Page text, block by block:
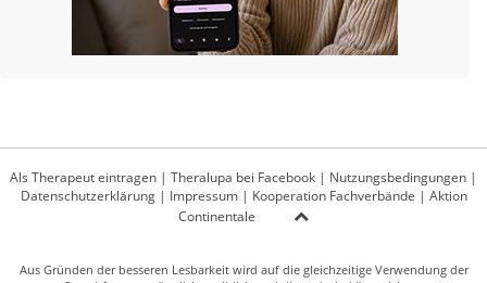
Als Therapeut eintragen | Theralupa bei Facebook | Nutzungsbedingungen |
Datenschutzerklärung| Impressum| Kooperation Fachverbände | Aktion
Continentale
Aus Gründen der besseren Lesbarkeit wird auf die gleichzeitige Verwendung der